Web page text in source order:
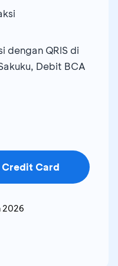
dengan QRIS di
Debit BCA
Credit Card
2026